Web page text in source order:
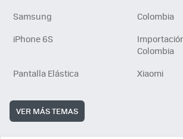
Samsung
Colombia
iPhone 6S
Colombia
Pantalla Elástica
Xiaomi
VER MÁS TEMAS